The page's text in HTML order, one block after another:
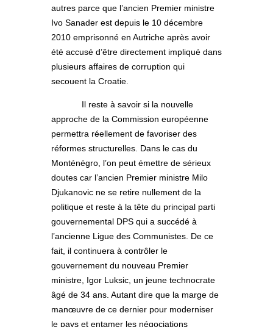
autres parce que l’ancien Premier ministre
Ivo Sanader est depuis le 10 décembre
2010 emprisonné en Autriche après avoir
été accusé d’être directement impliqué dans
plusieurs affaires de corruption qui
secouent la Croatie.
Il reste à savoir si la nouvelle
approche de la Commission européenne
permettra réellement de favoriser des
réformes structurelles. Dans le cas du
Monténégro, l’on peut émettre de sérieux
doutes car l’ancien Premier ministre Milo
Djukanovic ne se retire nullement de la
politique et reste à la tête du principal parti
gouvernemental DPS qui a succédé à
l’ancienne Ligue des Communistes. De ce
fait, il continuera à contrôler le
gouvernement du nouveau Premier
ministre, Igor Luksic, un jeune technocrate
âgé de 34 ans. Autant dire que la marge de
manœuvre de ce dernier pour moderniser
le pays et entamer les négociations